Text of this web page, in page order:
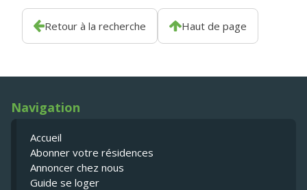
Retour à la recherche Haut de page
Navigation
Accueil
Abonner votre résidences
Annoncer chez nous
Guide se loger